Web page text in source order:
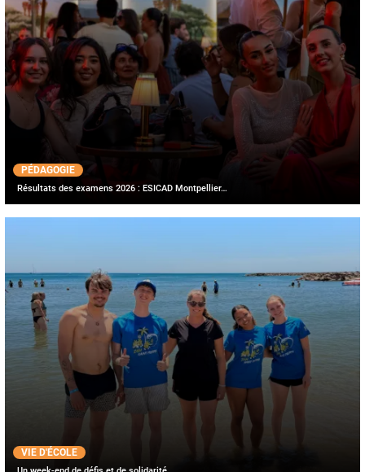
PÉDAGOGIE
Résultats des examens 2026 : ESICAD Montpellier…
VIE D'ÉCOLE